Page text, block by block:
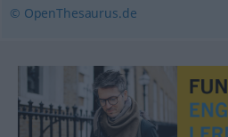
© OpenThesaurus.de